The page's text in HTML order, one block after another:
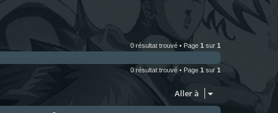
0 résultat trouvé • Page 1 sur 1
0 résultat trouvé • Page 1 sur 1
Aller à